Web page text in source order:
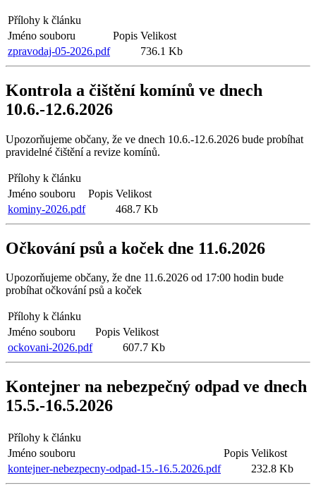
Přílohy k článku
Jméno souboru
Popis Velikost
zpravodaj-05-2026.pdf
736.1 Kb
Kontrola a čištění komínů ve dnech
10.6.-12.6.2026
Upozorňujeme občany, že ve dnech 10.6.-12.6.2026 bude probíhat
pravidelné čištění a revize komínů.
Přílohy k článku
Jméno souboru
Popis Velikost
kominy-2026.pdf
468.7 Kb
Očkování psů a koček dne 11.6.2026
Upozorňujeme občany, že dne 11.6.2026 od 17:00 hodin bude
probíhat očkování psů a koček
Přílohy k článku
Jméno souboru
Popis Velikost
ockovani-2026.pdf
607.7 Kb
Kontejner na nebezpečný odpad ve dnech
15.5.-16.5.2026
Přílohy k článku
Jméno souboru
Popis Velikost
kontejner-nebezpecny-odpad-15.-16.5.2026.pdf
232.8 Kb